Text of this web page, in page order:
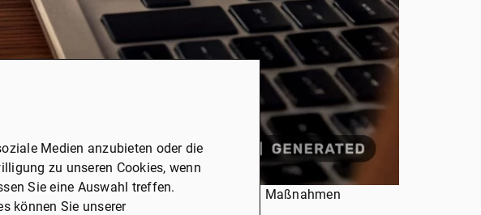
liegen – wenn die richtigen Strategien und Maßnahmen
Medien anzubieten oder die
zu unseren Cookies, wenn
Sie eine Auswahl treffen.
können Sie unserer